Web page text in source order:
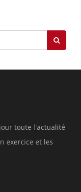
toute l'actualité
exercice et les